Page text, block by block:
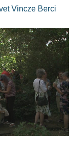
Vincze Berci